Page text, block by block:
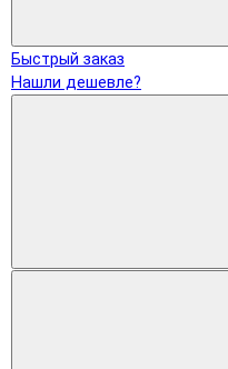
Быстрый заказ
Нашли дешевле?